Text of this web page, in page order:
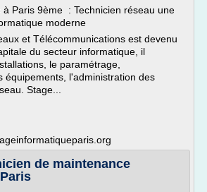
à Paris 9ème : Technicien réseau une
moderne
et Télécommunications est devenu
du secteur informatique, il
le paramétrage,
équipements, l'administration des
Stage...
de maintenance